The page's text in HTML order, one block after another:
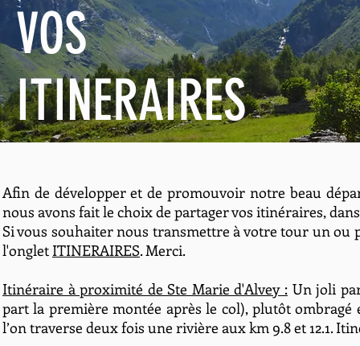
VOS
ITINERAIRES
Afin de développer et de promouvoir notre beau
nous avons fait le choix de partager vos itinéraires,
Si vous souhaiter nous transmettre à votre tour un
l'onglet ITINERAIRES. Merci.
Itinéraire à proximité de Ste Marie d'Alvey :Un joli
part la première montée après le col), plutôt
l’on traverse deux fois une rivière aux km 9.8 et 12.1.